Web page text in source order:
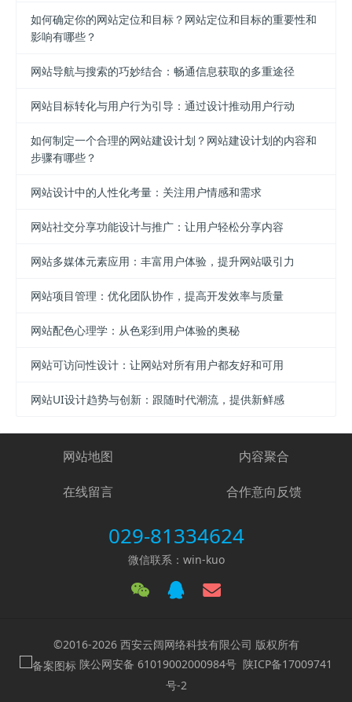
如何确定你的网站定位和目标？网站定位和目标的重要性和
影响有哪些？
网站导航与搜索的巧妙结合：畅通信息获取的多重途径
网站目标转化与用户行为引导：通过设计推动用户行动
如何制定一个合理的网站建设计划？网站建设计划的内容和
步骤有哪些？
网站设计中的人性化考量：关注用户情感和需求
网站社交分享功能设计与推广：让用户轻松分享内容
网站多媒体元素应用：丰富用户体验，提升网站吸引力
网站项目管理：优化团队协作，提高开发效率与质量
网站配色心理学：从色彩到用户体验的奥秘
网站可访问性设计：让网站对所有用户都友好和可用
网站UI设计趋势与创新：跟随时代潮流，提供新鲜感
网站地图 内容聚合
在线留言 合作意向反馈
029-81334624
微信联系：win-kuo
©2016-2026 西安云阔网络科技有限公司 版权所有
陕公网安备 61019002000984号 陕ICP备17009741
号-2